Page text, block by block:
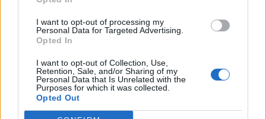
I want to opt-out of processing my
Personal Data for Targeted Advertising.
Opted In
I want to opt-out of Collection, Use,
Retention, Sale, and/or Sharing of my
Personal Data that Is Unrelated with the
Purposes for which it was collected.
Opted Out
Facebook Share on X Bluesky
Tags: ΑΔΕΔΥ απεργία